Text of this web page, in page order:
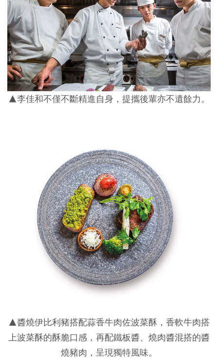
▲李佳和不僅不斷精進自身，提攜後輩亦不遺餘力。
▲醬燒伊比利豬搭配蒜香牛肉佐波菜酥，香軟牛肉搭
上波菜酥的酥脆口感，再配鐵板醬、燒肉醬混搭的醬
燒豬肉，呈現獨特風味。